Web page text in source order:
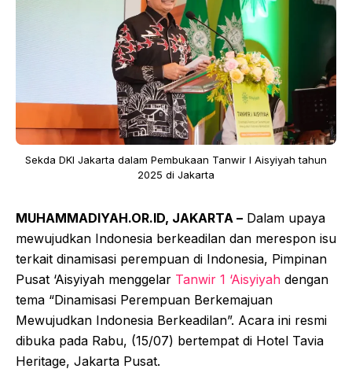
Sekda DKI Jakarta dalam Pembukaan Tanwir I Aisyiyah tahun
2025 di Jakarta
MUHAMMADIYAH.OR.ID, JAKARTA – Dalam upaya
mewujudkan Indonesia berkeadilan dan merespon isu
terkait dinamisasi perempuan di Indonesia, Pimpinan
Pusat ‘Aisyiyah menggelar Tanwir 1 ‘Aisyiyah dengan
tema “Dinamisasi Perempuan Berkemajuan
Mewujudkan Indonesia Berkeadilan”. Acara ini resmi
dibuka pada Rabu, (15/07) bertempat di Hotel Tavia
Heritage, Jakarta Pusat.